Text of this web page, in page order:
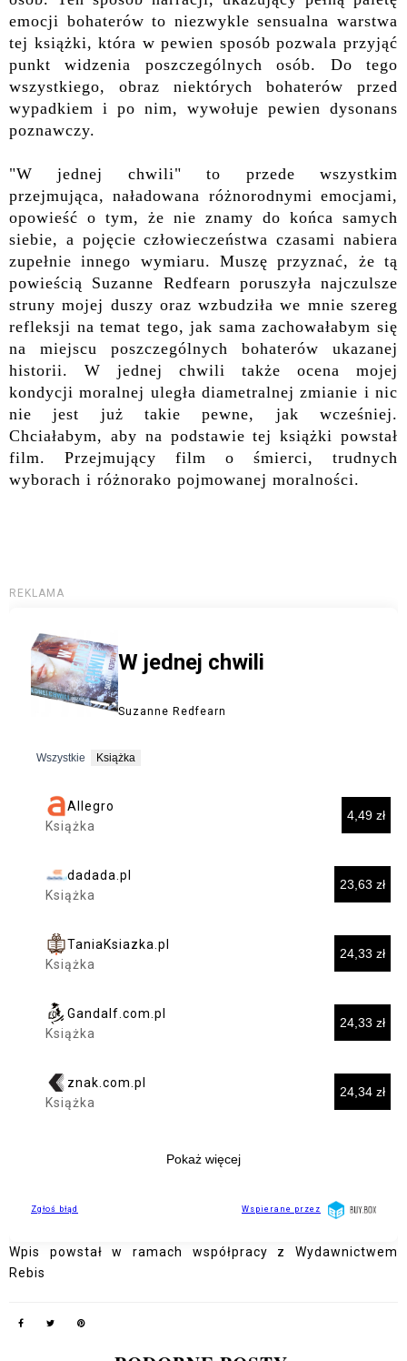
emocji bohaterów to niezwykle sensualna warstwa
tej książki, która w pewien sposób pozwala przyjąć
punkt widzenia poszczególnych osób. Do tego
wszystkiego, obraz niektórych bohaterów przed
wypadkiem i po nim, wywołuje pewien dysonans
poznawczy.
"W jednej chwili" to przede wszystkim
przejmująca, naładowana różnorodnymi emocjami,
opowieść o tym, że nie znamy do końca samych
siebie, a pojęcie człowieczeństwa czasami nabiera
zupełnie innego wymiaru. Muszę przyznać, że tą
powieścią Suzanne Redfearn poruszyła najczulsze
struny mojej duszy oraz wzbudziła we mnie szereg
refleksji na temat tego, jak sama zachowałabym się
na miejscu poszczególnych bohaterów ukazanej
historii. W jednej chwili także ocena mojej
kondycji moralnej uległa diametralnej zmianie i nic
nie jest już takie pewne, jak wcześniej.
Chciałabym, aby na podstawie tej książki powstał
film. Przejmujący film o śmierci, trudnych
wyborach i różnorako pojmowanej moralności.
Wpis powstał w ramach współpracy z Wydawnictwem
Rebis